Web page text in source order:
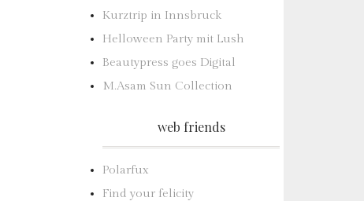
Kurztrip in Innsbruck
Helloween Party mit Lush
Beautypress goes Digital
M.Asam Sun Collection
web friends
Polarfux
Find your felicity